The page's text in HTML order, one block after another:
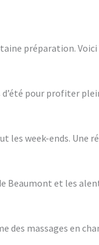
préparation.
d’été pour profiter
les week-ends. Une
Beaumont et les
des massages en